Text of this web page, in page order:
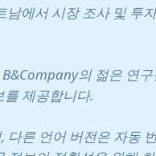
남에서 시장 조사 및 투
의 젊은 연
제공합니다.
다른 언어 버전은 자동